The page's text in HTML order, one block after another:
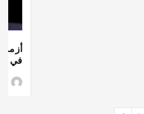
أزمة
في